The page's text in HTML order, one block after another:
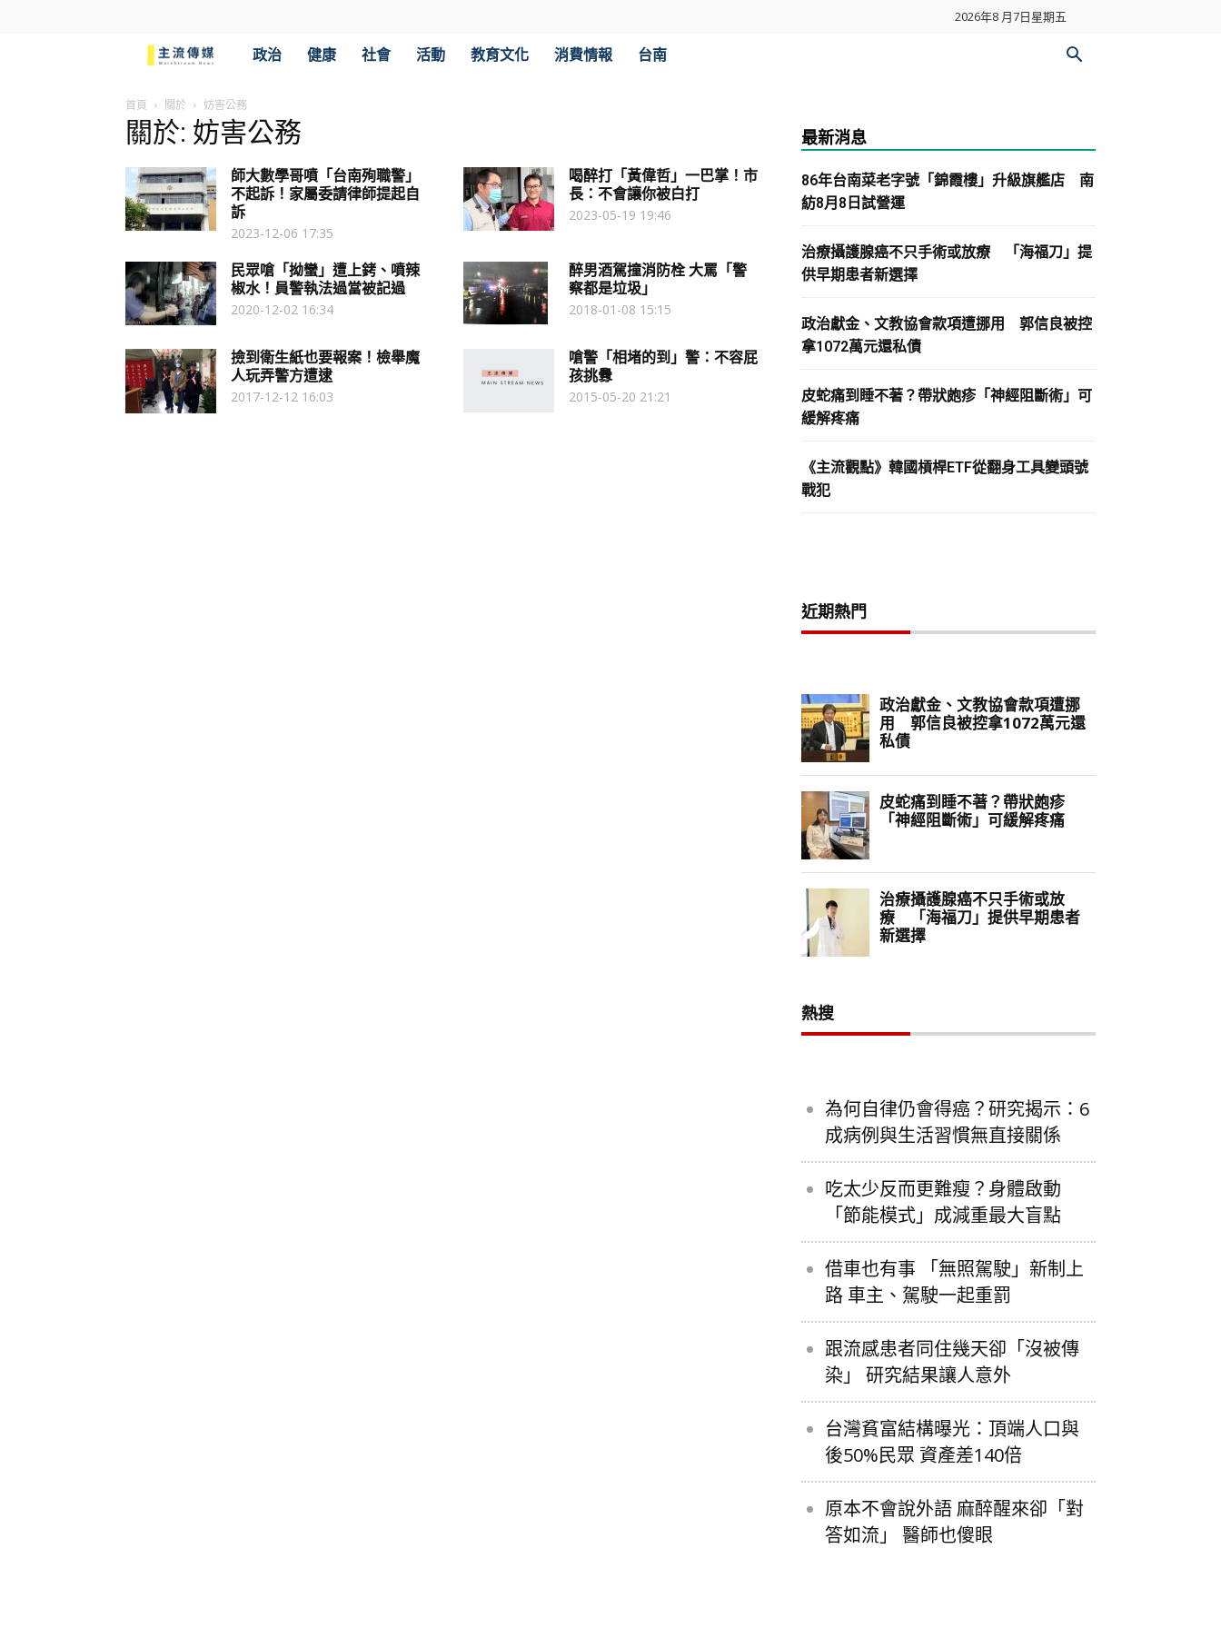
2026年8 月7日星期五
流
傳
媒
政治 健康 社會 活動 教育文化 消費情報 台南
首頁 關於 妨害公務
關於: 妨害公務
師大數學哥噴「台南殉職警」
不起訴！家屬委請律師提起自
訴
2023-12-06 17:35
喝醉打「黃偉哲」一巴掌！市
長：不會讓你被白打
2023-05-19 19:46
民眾嗆「拗蠻」遭上銬、噴辣
椒水！員警執法過當被記過
2020-12-02 16:34
醉男酒駕撞消防栓 大罵「警
察都是垃圾」
2018-01-08 15:15
撿到衛生紙也要報案！檢舉魔
人玩弄警方遭逮
2017-12-12 16:03
嗆警「相堵的到」警：不容屁
孩挑釁
2015-05-20 21:21
最新消息
86年台南菜老字號「錦霞樓」升級旗艦店 南
紡8月8日試營運
治療攝護腺癌不只手術或放療 「海福刀」提
供早期患者新選擇
政治獻金、文教協會款項遭挪用 郭信良被控
拿1072萬元還私債
皮蛇痛到睡不著？帶狀皰疹「神經阻斷術」可
緩解疼痛
《主流觀點》韓國槓桿ETF從翻身工具變頭號
戰犯
近期熱門
熱搜
為何自律仍會得癌？研究揭示：6
成病例與生活習慣無直接關係
吃太少反而更難瘦？身體啟動
「節能模式」成減重最大盲點
借車也有事 「無照駕駛」新制上
路 車主、駕駛一起重罰
跟流感患者同住幾天卻「沒被傳
染」 研究結果讓人意外
台灣貧富結構曝光：頂端人口與
後50%民眾 資產差140倍
原本不會說外語 麻醉醒來卻「對
答如流」 醫師也傻眼